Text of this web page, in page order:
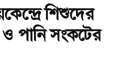
শিশুদের
পানি সংকটের